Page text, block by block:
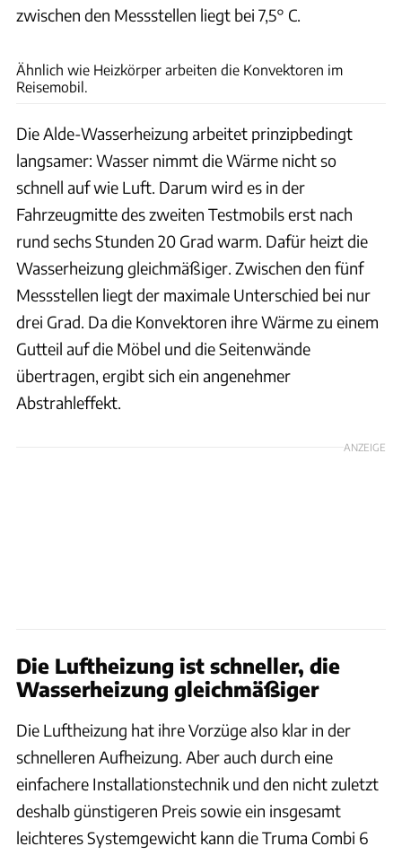
zwischen den Messstellen liegt bei 7,5° C.
Ähnlich wie Heizkörper arbeiten die Konvektoren im
Reisemobil.
Die Alde-Wasserheizung arbeitet prinzipbedingt
langsamer: Wasser nimmt die Wärme nicht so
schnell auf wie Luft. Darum wird es in der
Fahrzeugmitte des zweiten Testmobils erst nach
rund sechs Stunden 20 Grad warm. Dafür heizt die
Wasserheizung gleichmäßiger. Zwischen den fünf
Messstellen liegt der maximale Unterschied bei nur
drei Grad. Da die Konvektoren ihre Wärme zu einem
Gutteil auf die Möbel und die Seitenwände
übertragen, ergibt sich ein angenehmer
Abstrahleffekt.
ANZEIGE
Die Luftheizung ist schneller, die
Wasserheizung gleichmäßiger
Die Luftheizung hat ihre Vorzüge also klar in der
schnelleren Aufheizung. Aber auch durch eine
einfachere Installationstechnik und den nicht zuletzt
deshalb günstigeren Preis sowie ein insgesamt
leichteres Systemgewicht kann die Truma Combi 6